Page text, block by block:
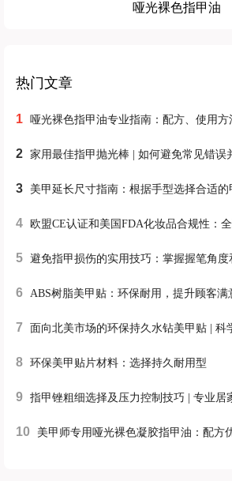
哑光裸色指甲油
热门文章
1 哑光裸色指甲油专业指南：配方、使用
2 家用最佳指甲抛光棒 | 如何避免常见错误
3 美甲延长尺寸指南：根据手型选择合适的甲
4 欧盟CE认证和美国FDA化妆品合规性：
5 避免指甲损伤的实用技巧：掌握握笔角度
6 ABS树脂美甲贴：环保耐用，提升顾客满
7 面向北美市场的环保持久水钻美甲贴 | 科学贴
8 环保美甲贴片材料：选择持久耐用型
9 指甲锉粗细选择及压力控制技巧 | 专业居
10 美甲师专用哑光裸色凝胶指甲油：配方优势及专